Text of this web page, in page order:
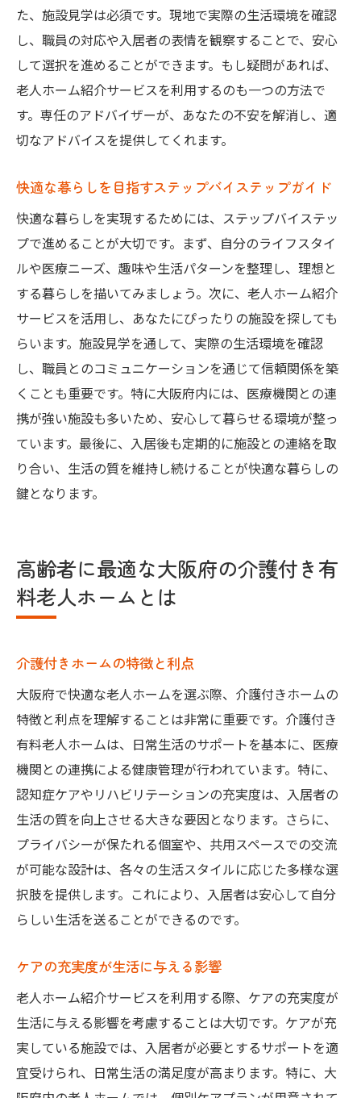
た、施設見学は必須です。現地で実際の生活環境を確認
し、職員の対応や入居者の表情を観察することで、安心
して選択を進めることができます。もし疑問があれば、
老人ホーム紹介サービスを利用するのも一つの方法で
す。専任のアドバイザーが、あなたの不安を解消し、適
切なアドバイスを提供してくれます。
快適な暮らしを目指すステップバイステップガイド
快適な暮らしを実現するためには、ステップバイステッ
プで進めることが大切です。まず、自分のライフスタイ
ルや医療ニーズ、趣味や生活パターンを整理し、理想と
する暮らしを描いてみましょう。次に、老人ホーム紹介
サービスを活用し、あなたにぴったりの施設を探しても
らいます。施設見学を通して、実際の生活環境を確認
し、職員とのコミュニケーションを通じて信頼関係を築
くことも重要です。特に大阪府内には、医療機関との連
携が強い施設も多いため、安心して暮らせる環境が整っ
ています。最後に、入居後も定期的に施設との連絡を取
り合い、生活の質を維持し続けることが快適な暮らしの
鍵となります。
高齢者に最適な大阪府の介護付き有
料老人ホームとは
介護付きホームの特徴と利点
大阪府で快適な老人ホームを選ぶ際、介護付きホームの
特徴と利点を理解することは非常に重要です。介護付き
有料老人ホームは、日常生活のサポートを基本に、医療
機関との連携による健康管理が行われています。特に、
認知症ケアやリハビリテーションの充実度は、入居者の
生活の質を向上させる大きな要因となります。さらに、
プライバシーが保たれる個室や、共用スペースでの交流
が可能な設計は、各々の生活スタイルに応じた多様な選
択肢を提供します。これにより、入居者は安心して自分
らしい生活を送ることができるのです。
ケアの充実度が生活に与える影響
老人ホーム紹介サービスを利用する際、ケアの充実度が
生活に与える影響を考慮することは大切です。ケアが充
実している施設では、入居者が必要とするサポートを適
宜受けられ、日常生活の満足度が高まります。特に、大